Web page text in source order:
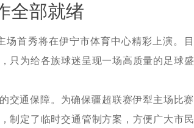
全部就绪
场首秀将在伊宁市体育中心精彩上演。目
只为给各族球迷呈现一场高质量的足球盛
交通保障。为确保疆超联赛伊犁主场比赛
制定了临时交通管制方案，方便广大市民